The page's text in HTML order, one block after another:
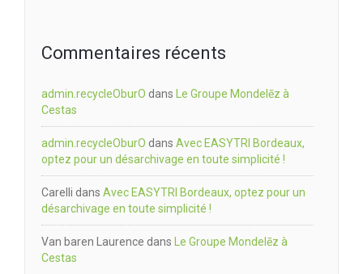
Commentaires récents
admin.recycleOburO dans Le Groupe Mondelēz à
Cestas
admin.recycleOburO dans Avec EASYTRI Bordeaux,
optez pour un désarchivage en toute simplicité !
Carelli dans Avec EASYTRI Bordeaux, optez pour un
désarchivage en toute simplicité !
Van baren Laurence dans Le Groupe Mondelēz à
Cestas